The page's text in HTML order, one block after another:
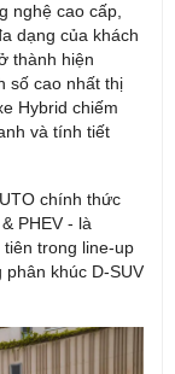
nghệ cao cấp,
dạng của khách
thành hiện
số cao nhất thị
Hybrid chiếm
và tính tiết
chính thức
PHEV - là
trong line-up
khúc D-SUV